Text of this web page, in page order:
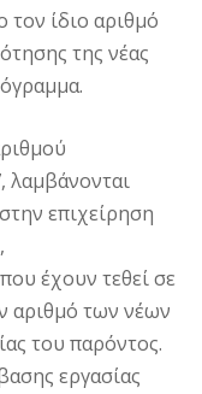
τον ίδιο αριθμό
της νέας
λαμβάνονται
επιχείρηση
έχουν τεθεί σε
αριθμό των νέων
του παρόντος.
εργασίας